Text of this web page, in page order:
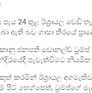
24 තුළ ඊශ්‍රායල වෙඩි
ඇති බව ගාසා තීරයේ
ජනපති ඩොනල්ඩ්
පැවැත්වීමට නියමිත
කරමින් ඊශ්‍රායල
පීට් හෙග්සෙත්, ට්‍රම්ප්ගේ